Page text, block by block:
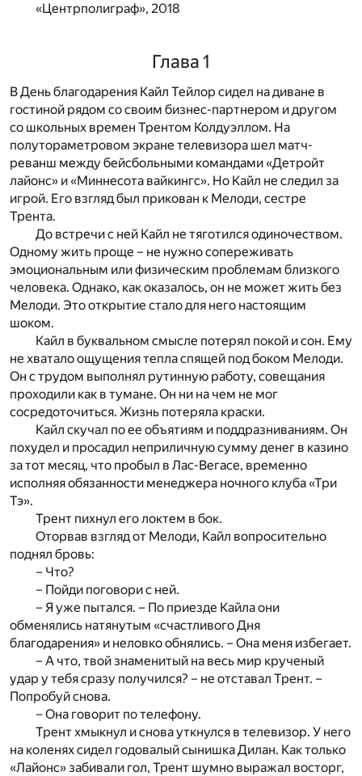
«Центрполиграф», 2018
Глава 1
В День благодарения Кайл Тейлор сидел на диване в
гостиной рядом со своим бизнес-партнером и другом
со школьных времен Трентом Колдуэллом. На
полутораметровом экране телевизора шел матч-
реванш между бейсбольными командами «Детройт
лайонс» и «Миннесота вайкингс». Но Кайл не следил за
игрой. Его взгляд был прикован к Мелоди, сестре
Трента.
До встречи с ней Кайл не тяготился одиночеством.
Одному жить проще – не нужно сопереживать
эмоциональным или физическим проблемам близкого
человека. Однако, как оказалось, он не может жить без
Мелоди. Это открытие стало для него настоящим
шоком.
Кайл в буквальном смысле потерял покой и сон. Ему
не хватало ощущения тепла спящей под боком Мелоди.
Он с трудом выполнял рутинную работу, совещания
проходили как в тумане. Он ни на чем не мог
сосредоточиться. Жизнь потеряла краски.
Кайл скучал по ее объятиям и поддразниваниям. Он
похудел и просадил неприличную сумму денег в казино
за тот месяц, что пробыл в Лас-Вегасе, временно
исполняя обязанности менеджера ночного клуба «Три
Тэ».
Трент пихнул его локтем в бок.
Оторвав взгляд от Мелоди, Кайл вопросительно
поднял бровь:
– Что?
– Пойди поговори с ней.
– Я уже пытался. – По приезде Кайла они
обменялись натянутым «счастливого Дня
благодарения» и неловко обнялись. – Она меня избегает.
– А что, твой знаменитый на весь мир крученый
удар у тебя сразу получился? – не отставал Трент. –
Попробуй снова.
– Она говорит по телефону.
Трент хмыкнул и снова уткнулся в телевизор. У него
на коленях сидел годовалый сынишка Дилан. Как только
«Лайонс» забивали гол, Трент шумно выражал восторг,